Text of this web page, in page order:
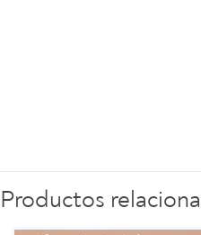
Productos